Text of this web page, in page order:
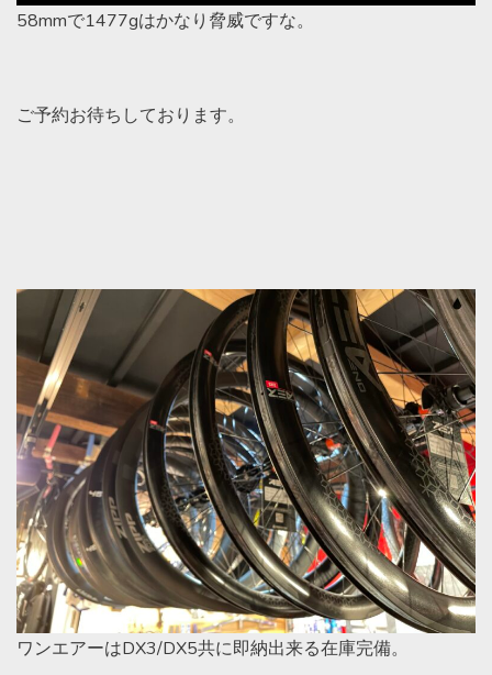
58mmで1477gはかなり脅威ですな。
ご予約お待ちしております。
ワンエアーはDX3/DX5共に即納出来る在庫完備。